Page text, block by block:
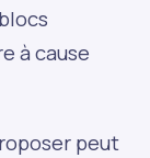
à cause
peut